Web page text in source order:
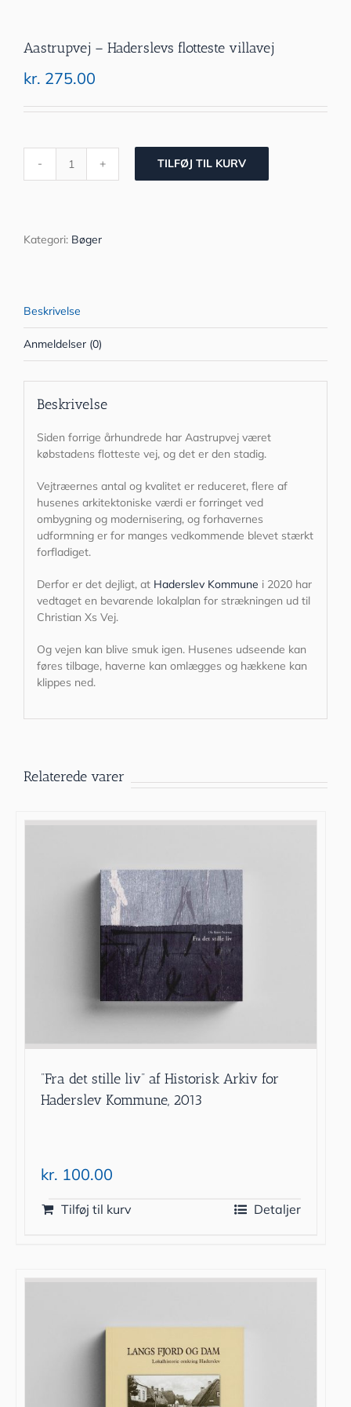
Aastrupvej – Haderslevs flotteste villavej
kr. 275.00
Aastrupvej
villavej
TILFØJ TIL KURV
Kategori: Bøger
Beskrivelse
Anmeldelser (0)
Beskrivelse
Siden forrige århundrede har Aastrupvej været
købstadens flotteste vej, og det er den stadig.
Vejtræernes antal og kvalitet er reduceret, flere af
husenes arkitektoniske værdi er forringet ved
ombygning og modernisering, og forhavernes
udformning er for manges vedkommende blevet stærkt
forfladiget.
Derfor er det dejligt, at Haderslev Kommune i 2020 har
vedtaget en bevarende lokalplan for strækningen ud til
Christian Xs Vej.
Og vejen kan blive smuk igen. Husenes udseende kan
føres tilbage, haverne kan omlægges og hækkene kan
klippes ned.
Relaterede varer
”Fra det stille liv” af Historisk Arkiv for
Haderslev Kommune, 2013
kr. 100.00
Tilføj til kurv Detaljer